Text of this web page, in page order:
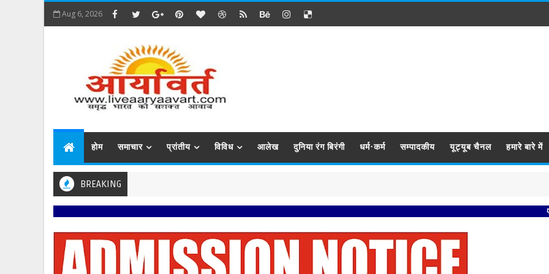
Aug 6, 2026
होम समाचार प्रांतीय विविध आलेख दुनिया रंग बिरंगी धर्म-कर्म सम्पादकीय यूट्यूब चैनल हमारे बारे में
BREAKING
प्रबिसि